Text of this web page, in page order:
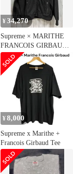
¥34,270
Supreme × MARITHE
FRANCOIS GIRBAUD
シュプリーム マリテフ
ランソワジルボー／Zip
Up Hooded Sweatshirt パ
ーカー サイズXL ブラ
ック
¥ 8,000
Supreme x Marithe +
Francois Girbaud Tee